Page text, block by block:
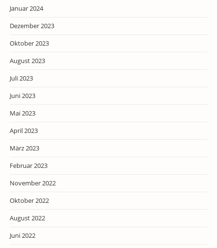
Januar 2024
Dezember 2023
Oktober 2023
August 2023
Juli 2023
Juni 2023
Mai 2023
April 2023
März 2023
Februar 2023
November 2022
Oktober 2022
August 2022
Juni 2022